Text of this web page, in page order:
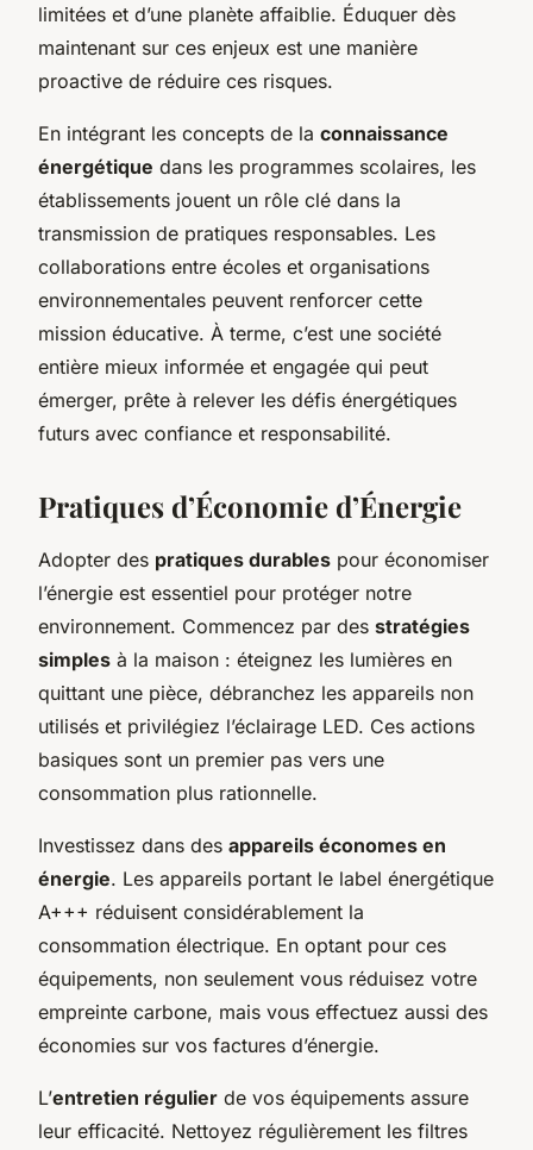
limitées et d’une planète affaiblie. Éduquer dès
maintenant sur ces enjeux est une manière
proactive de réduire ces risques.
En intégrant les concepts de la connaissance
énergétique dans les programmes scolaires, les
établissements jouent un rôle clé dans la
transmission de pratiques responsables. Les
collaborations entre écoles et organisations
environnementales peuvent renforcer cette
mission éducative. À terme, c’est une société
entière mieux informée et engagée qui peut
émerger, prête à relever les défis énergétiques
futurs avec confiance et responsabilité.
Pratiques d’Économie d’Énergie
Adopter des pratiques durables pour économiser
l’énergie est essentiel pour protéger notre
environnement. Commencez par des stratégies
simples à la maison : éteignez les lumières en
quittant une pièce, débranchez les appareils non
utilisés et privilégiez l’éclairage LED. Ces actions
basiques sont un premier pas vers une
consommation plus rationnelle.
Investissez dans des appareils économes en
énergie. Les appareils portant le label énergétique
A+++ réduisent considérablement la
consommation électrique. En optant pour ces
équipements, non seulement vous réduisez votre
empreinte carbone, mais vous effectuez aussi des
économies sur vos factures d’énergie.
L’entretien régulier de vos équipements assure
leur efficacité. Nettoyez régulièrement les filtres